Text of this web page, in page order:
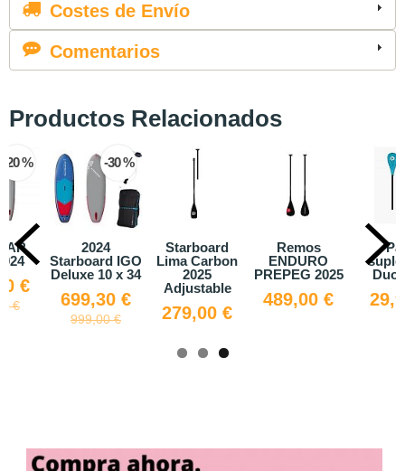
Costes de Envío
Comentarios
Productos Relacionados
-20 %
€
€
-30 %
2024
Starboard IGO
Deluxe 10 x 34
699,30 €
999,00 €
Starboard
Lima Carbon
2025
Adjustable
279,00 €
Remos
ENDURO
PREPEG 2025
489,00 €